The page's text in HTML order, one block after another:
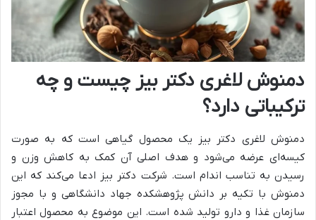
دمنوش لاغری دکتر بیز چیست و چه
ترکیباتی دارد؟
دمنوش لاغری دکتر بیز یک محصول گیاهی است که به صورت
کیسه‌ای عرضه می‌شود و هدف اصلی آن کمک به کاهش وزن و
رسیدن به تناسب اندام است. شرکت دکتر بیز ادعا می‌کند که این
دمنوش با تکیه بر دانش پژوهشکده جهاد دانشگاهی و با مجوز
سازمان غذا و دارو تولید شده است. این موضوع به محصول اعتبار